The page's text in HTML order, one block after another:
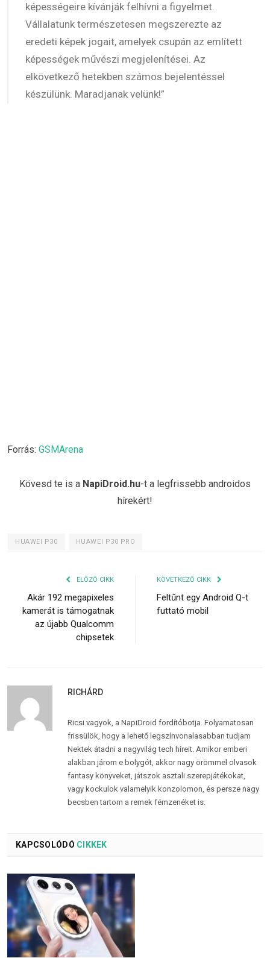
képességeire kívánják felhívni a figyelmet.
Vállalatunk természetesen megszerezte az
eredeti képek jogait, amelyek csupán az említett
képességek művészi megjelenítései. Az
elkövetkező hetekben számos bejelentéssel
készülünk. Maradjanak velünk!”
Forrás: GSMArena
Kövesd te is a NapiDroid.hu-t a legfrissebb androidos
hírekért!
HUAWEI P30 HUAWEI P30 PRO
ELŐZŐ CIKK
Akár 192 megapixeles
kamerát is támogatnak
az újabb Qualcomm
chipsetek
KÖVETKEZŐ CIKK
Feltűnt egy Android Q-t
futtató mobil
RICHÁRD
Ricsi vagyok, a NapiDroid fordítóbotja. Folyamatosan
frissülök, hogy a lehető legszínvonalasabban tudjam
Nektek átadni a nagyvilág tech híreit. Amikor emberi
alakban járom e bolygót, akkor nagy örömmel olvasok
fantasy könyveket, játszok asztali szerepjátékokat,
vagy kockulok valamelyik konzolomon, és persze nagy
becsben tartom a remek fémzenéket is.
KAPCSOLÓDÓ CIKKEK